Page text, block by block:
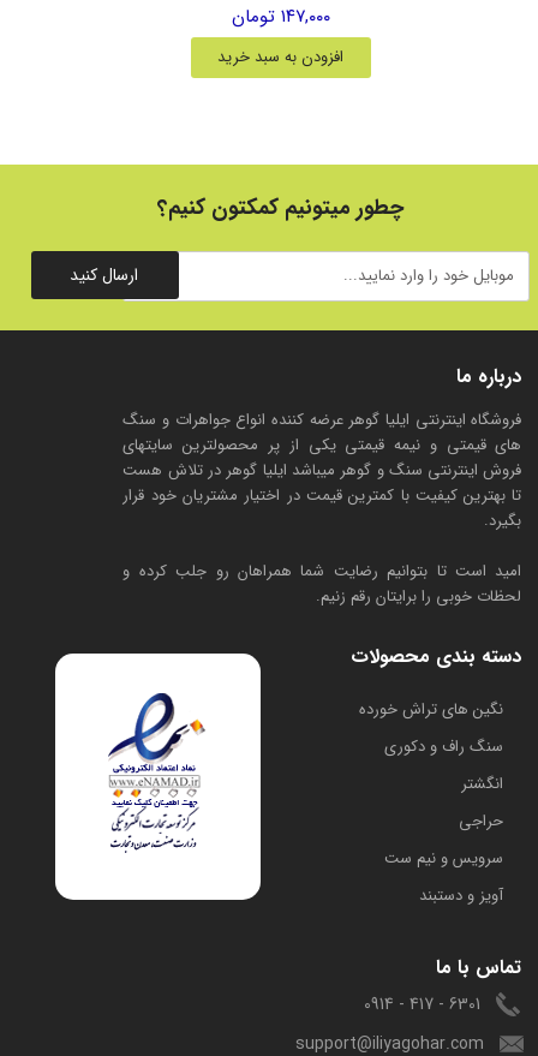
۱۴۷,۰۰۰ تومان
افزودن به سبد خرید
درباره ما
فروشگاه اینترنتی ایلیا گوهر عرضه کننده انواع جواهرات و سنگ
های قیمتی و نیمه قیمتی یکی از پر محصولترین سایتهای
فروش اینترنتی سنگ و گوهر میباشد ایلیا گوهر در تلاش هست
تا بهترین کیفیت با کمترین قیمت در اختیار مشتریان خود قرار
بگیرد.
امید است تا بتوانیم رضایت شما همراهان رو جلب کرده و
لحظات خوبی را برایتان رقم زنیم.
دسته بندی محصولات
​نگین های تراش خورده
سنگ راف و دکوری
انگشتر
حراجی
سرویس و نیم ست
آویز و دستبند
تماس با ما
6301 - 417 - 0914
support@iliyagohar.com
چطور میتونیم کمکتون کنیم؟
ارسال کنید